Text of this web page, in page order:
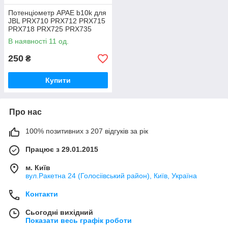
Потенціометр APAE b10k для
JBL PRX710 PRX712 PRX715
PRX718 PRX725 PRX735
PRX815 PRX835 PRX825
В наявності 11 од.
250 ₴
Купити
Про нас
100% позитивних з 207 відгуків за рік
Працює з 29.01.2015
м. Київ
вул.Ракетна 24 (Голосіівський район), Київ, Україна
Контакти
Сьогодні вихідний
Показати весь графік роботи